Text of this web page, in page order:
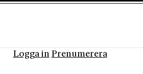
Logga in Prenumerera